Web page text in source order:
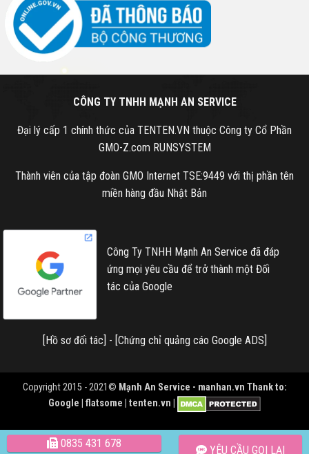
CÔNG TY TNHH MẠNH AN SERVICE
Đại lý cấp 1 chính thức của TENTEN.VN thuộc Công ty Cổ Phần
GMO-Z.com RUNSYSTEM
Thành viên của tập đoàn GMO Internet TSE:9449 với thị phần tên
miền hàng đầu Nhật Bản
Công Ty TNHH Mạnh An Service đã đáp
ứng mọi yêu cầu để trở thành một Đối
tác của Google
Hồ sơ đối tác ] - [ Chứng chỉ quảng cáo Google ADS
Copyright 2015 - 2021© Mạnh An Service - manhan.vn Thank to:
Google | flatsome | tenten.vn |
0835 431 678
YÊU CẦU GỌI LẠI